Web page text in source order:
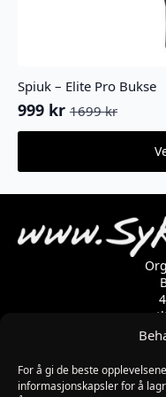
For å gi de beste
informasjonskapsler for å
Spiuk – Elite Pro Bukse
1699kr
Opprinnelig
pris
1699 kr.
999 kr
Nåværende
pris
999 kr.
Dette
har
Alternativene
kan